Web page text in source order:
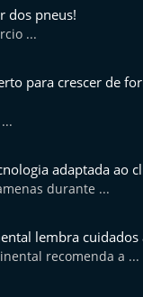
dos pneus!
...
para crescer de
adaptada ao
durante ...
lembra cuidados
recomenda a ...